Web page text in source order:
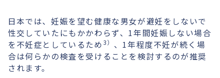
日本では、妊娠を望む健康な男女が避妊をしないで
性交していたにもかかわらず、1年間妊娠しない場合
を不妊症としているため 3） 、1年程度不妊が続く場
合は何らかの検査を受けることを検討するのが推奨
されます。